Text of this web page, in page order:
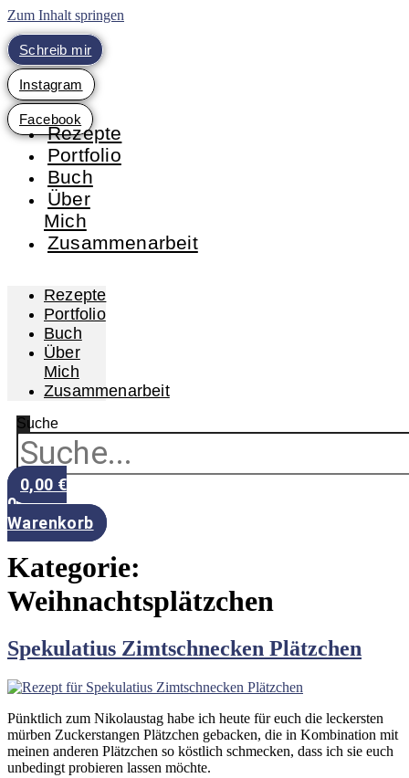
Zum Inhalt springen
Schreib mir
Instagram
Facebook
Rezepte
Portfolio
Buch
Über
Mich
Zusammenarbeit
Rezepte
Portfolio
Buch
Über
Mich
Zusammenarbeit
Suche
0,00 €
0
Warenkorb
Kategorie:
Weihnachtsplätzchen
Spekulatius Zimtschnecken Plätzchen
Pünktlich zum Nikolaustag habe ich heute für euch die leckersten
mürben Zuckerstangen Plätzchen gebacken, die in Kombination mit
meinen anderen Plätzchen so köstlich schmecken, dass ich sie euch
unbedingt probieren lassen möchte.